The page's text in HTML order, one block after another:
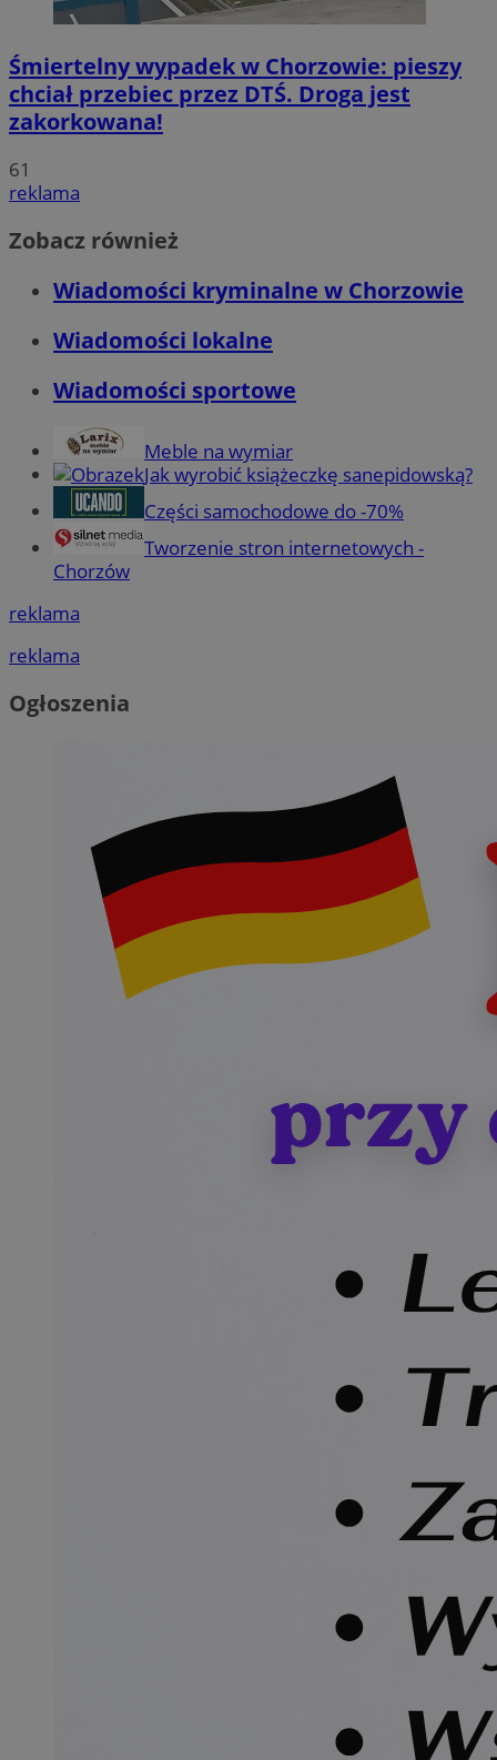
Śmiertelny wypadek w Chorzowie: pieszy
chciał przebiec przez DTŚ. Droga jest
zakorkowana!
61
reklama
Zobacz również
Wiadomości kryminalne w Chorzowie
Wiadomości lokalne
Wiadomości sportowe
Meble na wymiar
Jak wyrobić książeczkę sanepidowską?
Części samochodowe do -70%
Tworzenie stron internetowych -
Chorzów
reklama
reklama
Ogłoszenia